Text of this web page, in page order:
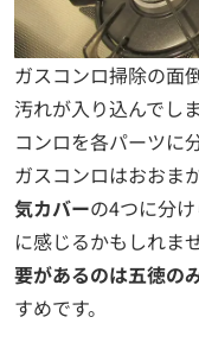
ガスコンロ掃除の面
汚れが入り込んでし
コンロを各パーツに
ガスコンロはおおまか
気カバーの4つに分
に感じるかもしれま
要があるのは五徳の
すめです。